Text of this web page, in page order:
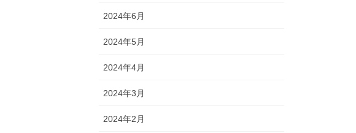
2024年6月
2024年5月
2024年4月
2024年3月
2024年2月